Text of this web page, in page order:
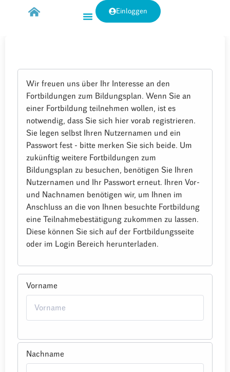
Einloggen
Wir freuen uns über Ihr Interesse an den
Fortbildungen zum Bildungsplan. Wenn Sie an
einer Fortbildung teilnehmen wollen, ist es
notwendig, dass Sie sich hier vorab registrieren.
Sie legen selbst Ihren Nutzernamen und ein
Passwort fest - bitte merken Sie sich beide. Um
zukünftig weitere Fortbildungen zum
Bildungsplan zu besuchen, benötigen Sie Ihren
Nutzernamen und Ihr Passwort erneut. Ihren Vor-
und Nachnamen benötigen wir, um Ihnen im
Anschluss an die von Ihnen besuchte Fortbildung
eine Teilnahmebestätigung zukommen zu lassen.
Diese können Sie sich auf der Fortbildungsseite
oder im Login Bereich herunterladen.
Vorname
Nachname